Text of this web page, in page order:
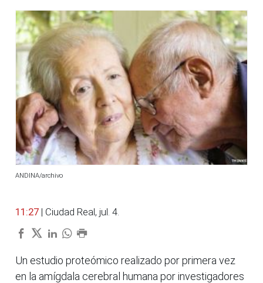
ANDINA/archivo
11:27 | Ciudad Real, jul. 4.
Un estudio proteómico realizado por primera vez
en la amígdala cerebral humana por investigadores